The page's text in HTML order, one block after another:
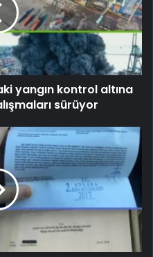
yangın kontrol altına
sürüyor